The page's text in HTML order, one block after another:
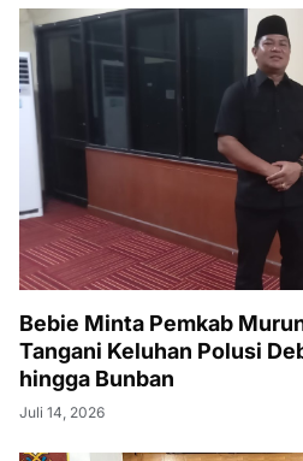
Bebie Minta Pemkab
Tangani Keluhan Polusi
hingga Bunban
Juli 14, 2026